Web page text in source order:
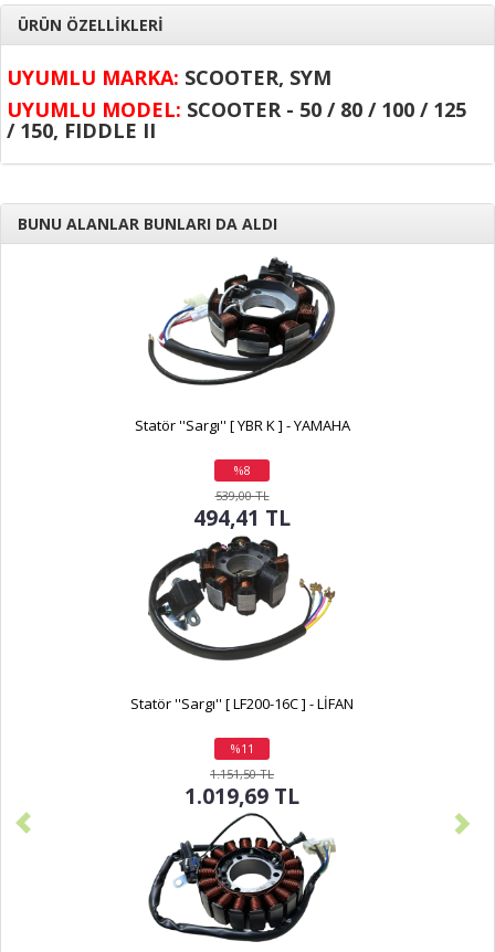
ÜRÜN ÖZELLİKLERİ
UYUMLU MARKA: SCOOTER, SYM
UYUMLU MODEL: SCOOTER - 50 / 80 / 100 / 125
/ 150, FIDDLE II
BUNU ALANLAR BUNLARI DA ALDI
Statör ''Sargı'' [ YBR K ] - YAMAHA
%8
indirim
539,00 TL
494,41 TL
Statör ''Sargı'' [ LF200-16C ] - LİFAN
%11
indirim
1.151,50 TL
1.019,69 TL